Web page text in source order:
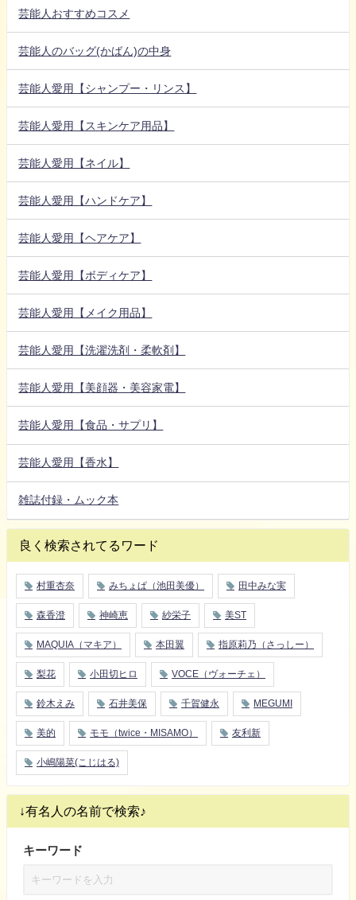
芸能人おすすめコスメ
芸能人のバッグ(かばん)の中身
芸能人愛用【シャンプー・リンス】
芸能人愛用【スキンケア用品】
芸能人愛用【ネイル】
芸能人愛用【ハンドケア】
芸能人愛用【ヘアケア】
芸能人愛用【ボディケア】
芸能人愛用【メイク用品】
芸能人愛用【洗濯洗剤・柔軟剤】
芸能人愛用【美顔器・美容家電】
芸能人愛用【食品・サプリ】
芸能人愛用【香水】
雑誌付録・ムック本
良く検索されてるワード
村重杏奈 みちょぱ（池田美優） 田中みな実
森香澄 神崎恵 紗栄子 美ST
MAQUIA（マキア） 本田翼 指原莉乃（さっしー）
梨花 小田切ヒロ VOCE（ヴォーチェ）
鈴木えみ 石井美保 千賀健永 MEGUMI
美的 モモ（twice・MISAMO） 友利新
小嶋陽菜(こじはる)
↓有名人の名前で検索♪
キーワード